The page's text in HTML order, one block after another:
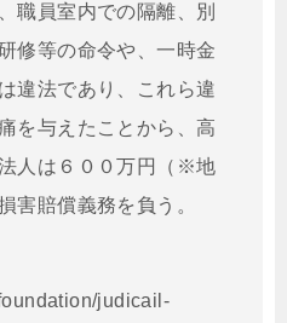
職員室内での隔離、別
修等の命令や、一時金
違法であり、これら違
を与えたことから、高
人は６００万円（※地
害賠償義務を負う。
judicail-